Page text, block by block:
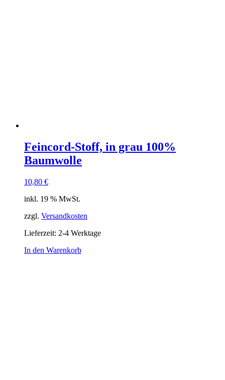
Feincord-Stoff, in grau 100%
Baumwolle
10,80 €
inkl. 19 % MwSt.
zzgl. Versandkosten
Lieferzeit: 2-4 Werktage
In den Warenkorb